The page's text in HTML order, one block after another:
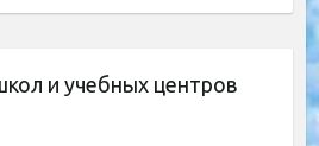
и учебных центров